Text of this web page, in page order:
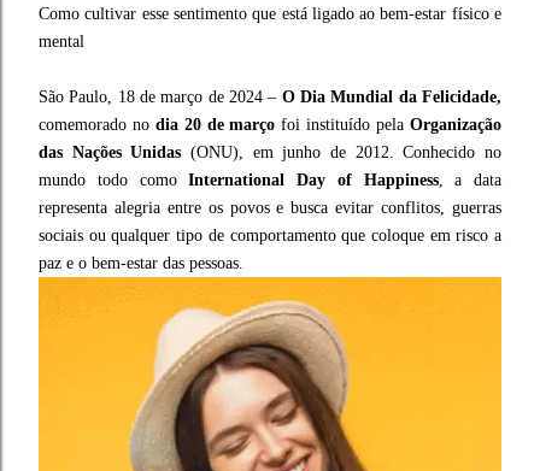
Como cultivar esse sentimento que está ligado ao bem-estar físico e
mental
São Paulo, 18 de março de 2024 – O Dia Mundial da Felicidade,
comemorado no dia 20 de março foi instituído pelaOrganização
das Nações Unidas (ONU), em junho de 2012. Conhecido no
mundo todo comoInternational Day of Happiness, a data
representa alegria entre os povos e busca evitar conflitos, guerras
sociais ou qualquer tipo de comportamento que coloque em risco a
paz e o bem-estar das pessoas.